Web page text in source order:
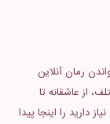
رمان آنلاین
رمان متنوع در ۳۶ ژانر مختلف، از عاشقانه تا
دارید را اینجا پیدا